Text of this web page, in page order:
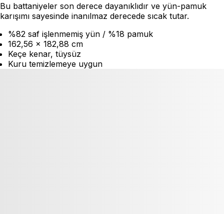
Bu battaniyeler son derece dayanıklıdır ve yün-pamuk
karışımı sayesinde inanılmaz derecede sıcak tutar.
%82 saf işlenmemiş yün / %18 pamuk
162,56 x 182,88 cm
Keçe kenar, tüysüz
Kuru temizlemeye uygun